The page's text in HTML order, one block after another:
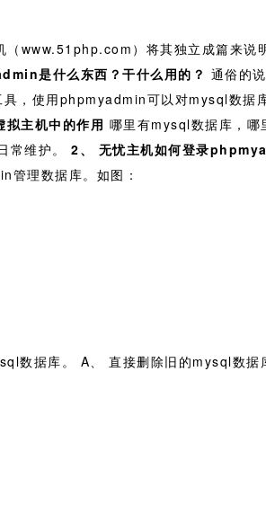
www.51php.com）将其独立成篇来说
是什么东西？干什么用的？ 通俗的
，使用phpmyadmin可以对mysql数据
拟主机中的作用 哪里有mysql数据库，哪
常维护。 2、 无忧主机如何登录
理数据库。如图：
数据库。 A、 直接删除旧的mysql数据